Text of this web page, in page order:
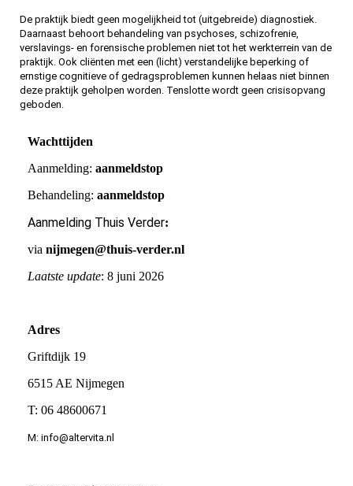
De praktijk biedt geen mogelijkheid tot (uitgebreide) diagnostiek.
Daarnaast behoort behandeling van psychoses, schizofrenie,
verslavings- en forensische problemen niet tot het werkterrein van de
praktijk. Ook cliënten met een (licht) verstandelijke beperking of
ernstige cognitieve of gedragsproblemen kunnen helaas niet binnen
deze praktijk geholpen worden. Tenslotte wordt geen crisisopvang
geboden.
Wachttijden
Aanmelding: aanmeldstop
Behandeling: aanmeldstop
Aanmelding Thuis Verder:
via nijmegen@thuis-verder.nl
Laatste update: 8 juni 2026
Adres
Griftdijk 19
6515 AE Nijmegen
T: 06 48600671
M: info@altervita.nl